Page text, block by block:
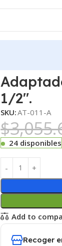
1/2″.
SKU:AT-011-A
$
24 disponibles
Add to
Recoger